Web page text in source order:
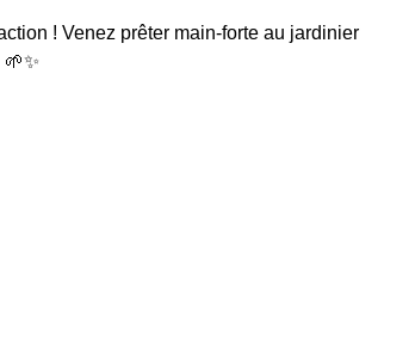
! Venez prêter main-forte au jardinier